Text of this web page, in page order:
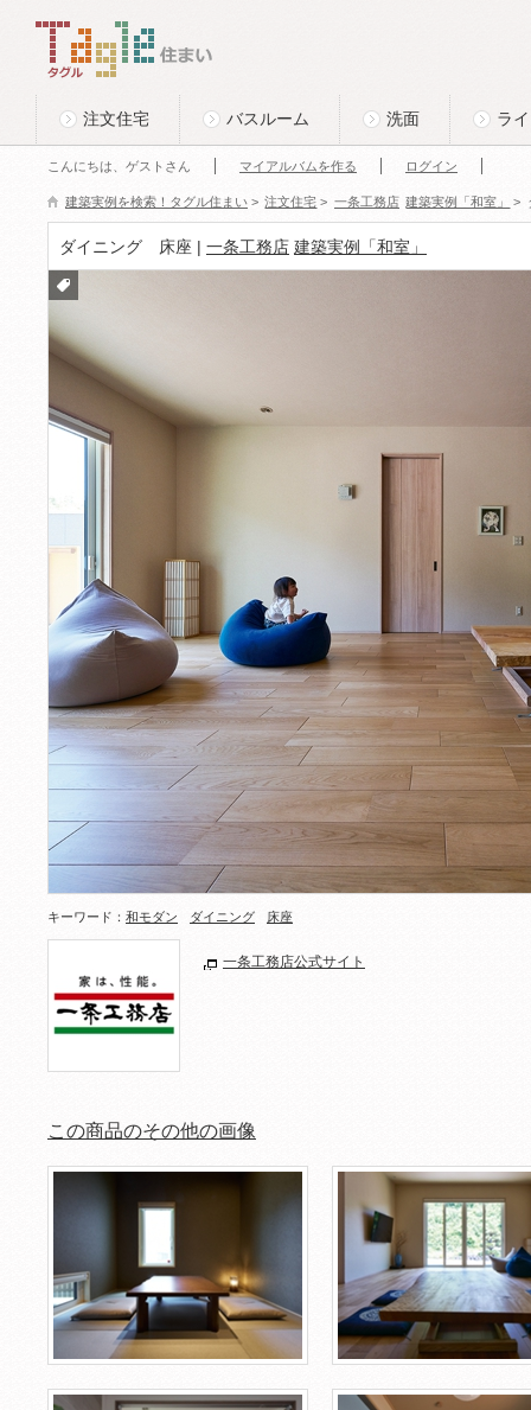
Tagle タグル 住まい
注文住宅 バスルーム 洗面 ラ
こんにちは、ゲストさん マイアルバムを作る ログイン
建築実例を検索！タグル住まい > 注文住宅 > 一条工務店 建築実例「和室」 >
ダイニング 床座 | 一条工務店 建築実例「和室」
をつ
ける
キーワード： 和モダン ダイニング 床座
一条工務店公式サイト
この商品のその他の画像